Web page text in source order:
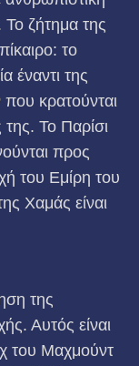
ζήτημα της
το
έναντι της
κρατούνται
Το Παρίσι
προς
του Εμίρη του
Χαμάς είναι
της
Αυτός είναι
του Μαχμούντ